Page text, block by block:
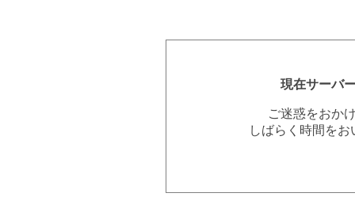
現在サーバ
ご迷惑をおか
しばらく時間を